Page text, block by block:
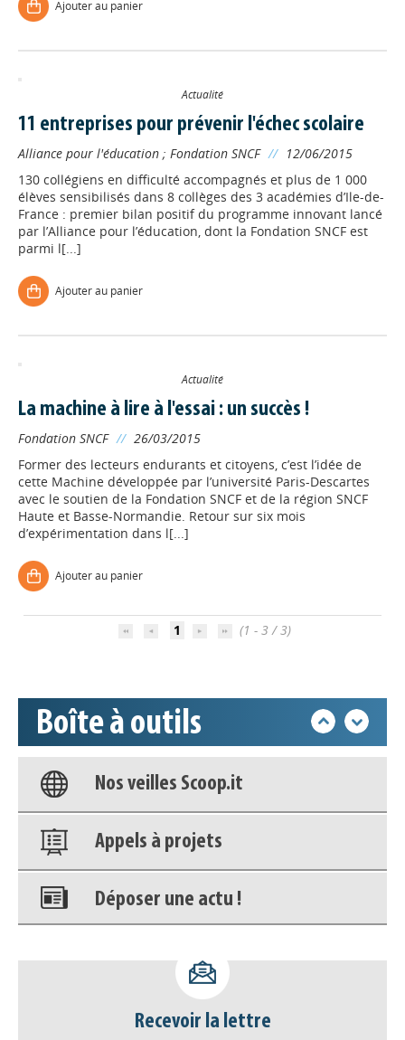
Ajouter au panier
Actualité
11 entreprises pour prévenir l'échec scolaire
Alliance pour l'éducation ; Fondation SNCF // 12/06/2015
130 collégiens en difficulté accompagnés et plus de 1 000
élèves sensibilisés dans 8 collèges des 3 académies d’Ile-de-
France : premier bilan positif du programme innovant lancé
par l’Alliance pour l’éducation, dont la Fondation SNCF est
parmi l[...]
Ajouter au panier
Actualité
La machine à lire à l'essai : un succès !
Fondation SNCF // 26/03/2015
Former des lecteurs endurants et citoyens, c’est l’idée de
cette Machine développée par l’université Paris-Descartes
avec le soutien de la Fondation SNCF et de la région SNCF
Haute et Basse-Normandie. Retour sur six mois
d’expérimentation dans l[...]
Ajouter au panier
1 (1 - 3 / 3)
Boîte à outils
Appels à projets
Base documentaire
Nos veilles Scoop.it
Appels à projets
Déposer une actu !
déconnecter)
Base documentaire
Recevoir la lettre